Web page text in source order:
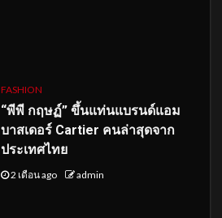
FASHION
“พีพี กฤษฏ์” ขึ้นแท่นแบรนด์แอม
บาสเดอร์ Cartier คนล่าสุดจาก
ประเทศไทย
2 เดือน ago admin